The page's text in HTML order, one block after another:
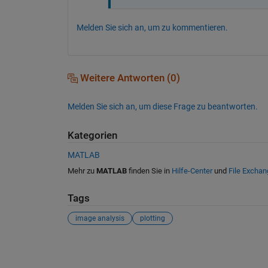
Melden Sie sich an, um zu kommentieren.
Weitere Antworten (0)
Melden Sie sich an, um diese Frage zu beantworten.
Kategorien
MATLAB
Mehr zu MATLABfinden Sie in Hilfe-Centerund File
Tags
image analysis plotting